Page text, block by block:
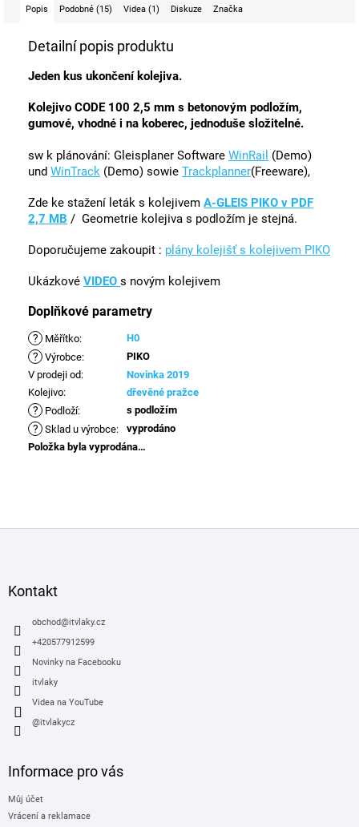
Popis Podobné (15) Videa (1) Diskuze Značka
Detailní popis produktu
Jeden kus ukončení kolejiva.
Kolejivo CODE 100 2,5 mm s betonovým podložím,
gumové, vhodné i na koberec, jednoduše složitelné.
sw k plánování: Gleisplaner Software WinRail (Demo)
und WinTrack (Demo) sowie Trackplanner(Freeware),
Zde ke stažení leták s kolejivem A-GLEIS PIKO v PDF
2,7 MB / Geometrie kolejiva s podložím je stejná.
Doporučujeme zakoupit : plány kolejišť s kolejivem PIKO
Ukázkové VIDEO s novým kolejivem
Doplňkové parametry
? Měřítko: H0
? Výrobce:
PIKO
V prodeji od:
Novinka 2019
Kolejivo: dřevěné pražce
? Podloží: s podložím
? Sklad u výrobce:
vyprodáno
Položka byla vyprodána…
Kontakt
obchod@itvlaky.cz
+420577912599
Novinky na Facebooku
itvlaky
Videa na YouTube
@itvlakycz
Informace pro vás
Můj účet
Vrácení a reklamace